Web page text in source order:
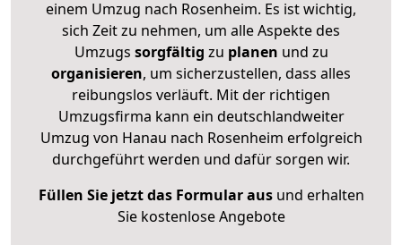
einem Umzug nach Rosenheim. Es ist wichtig,
sich Zeit zu nehmen, um alle Aspekte des
Umzugs sorgfältig zu planen und zu
organisieren, um sicherzustellen, dass alles
reibungslos verläuft. Mit der richtigen
Umzugsfirma kann ein deutschlandweiter
Umzug von Hanau nach Rosenheim erfolgreich
durchgeführt werden und dafür sorgen wir.
Füllen Sie jetzt das Formular ausund erhalten
Sie kostenlose Angebote